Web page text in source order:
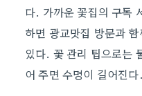
다. 가까운 꽃집의 구독
하면 광교맛집 방문과
있다. 꽃 관리 팁으로는
어 주면 수명이 길어진다.